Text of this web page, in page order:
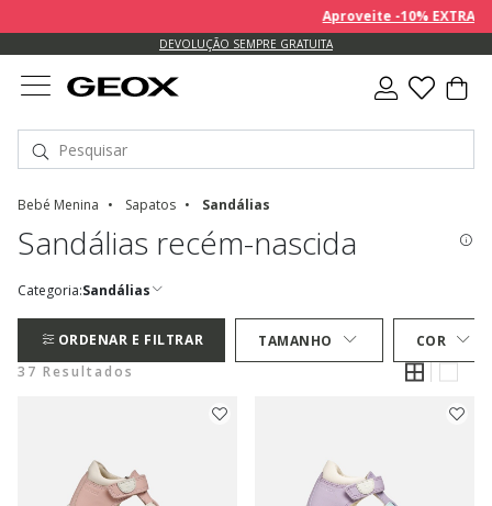
Aproveite -10% EXTRA
DEVOLUÇÃO SEMPRE GRATUITA
Bebé Menina Sapatos Sandálias
Sandálias recém-nascida
Categoria:Sandálias
ORDENAR E FILTRAR TAMANHO
COR
37 Resultados